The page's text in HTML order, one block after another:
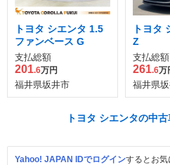
トヨタ シエンタ 1.5
ファンベース G
支払総額
201.6万円
福井県坂井市
トヨタ
Z
支払総額
261.6万
福井県
トヨタ シエンタの中
Yahoo! JAPAN IDでログインするとお